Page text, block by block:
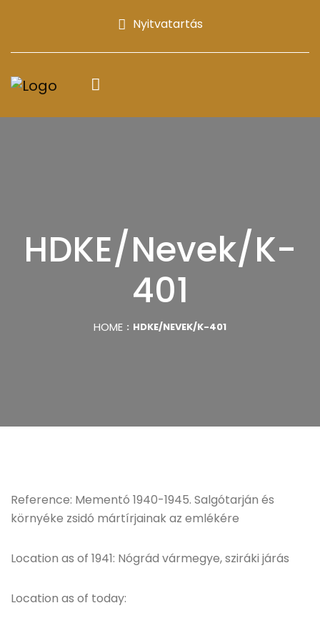
Nyitvatartás
HDKE/Nevek/K-
401
HOME HDKE/NEVEK/K-401
Reference: Mementó 1940-1945. Salgótarján és
környéke zsidó mártírjainak az emlékére
Location as of 1941: Nógrád vármegye, sziráki járás
Location as of today: